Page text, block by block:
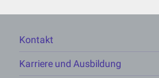
Kontakt
Karriere und Ausbildung